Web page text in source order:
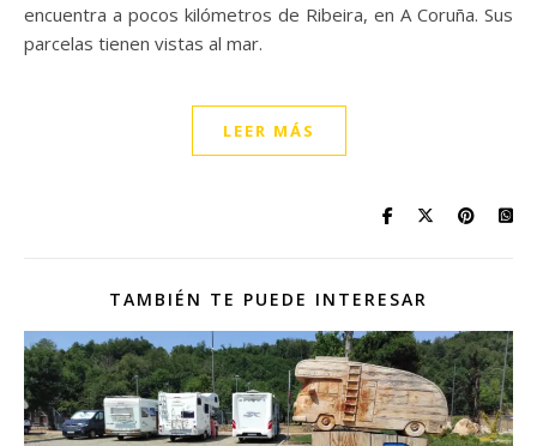
encuentra a pocos kilómetros de Ribeira, en A Coruña. Sus
parcelas tienen vistas al mar.
LEER MÁS
TAMBIÉN TE PUEDE INTERESAR